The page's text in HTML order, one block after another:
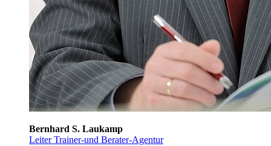
Bernhard S. Laukamp
Leiter Trainer-und Berater-Agentur